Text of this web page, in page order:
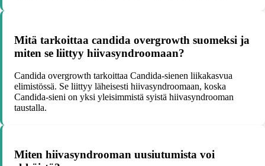
Mitä tarkoittaa candida overgrowth suomeksi ja
miten se liittyy hiivasyndroomaan?
Candida overgrowth tarkoittaa Candida-sienen liikakasvua
elimistössä. Se liittyy läheisesti hiivasyndroomaan, koska
Candida-sieni on yksi yleisimmistä syistä hiivasyndrooman
taustalla.
Miten hiivasyndrooman uusiutumista voi